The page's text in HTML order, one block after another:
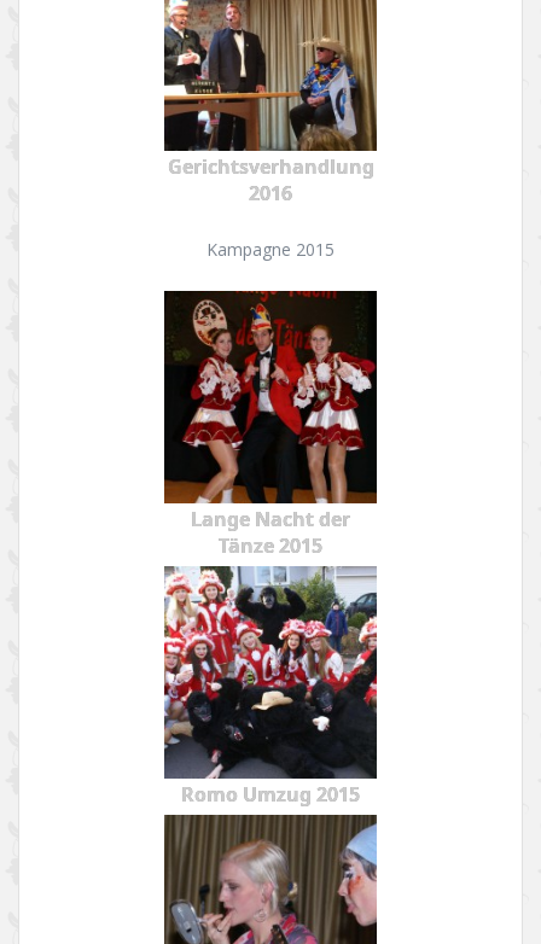
Gerichtsverhandlung
2016
Kampagne 2015
Lange Nacht der
Tänze 2015
Romo Umzug 2015